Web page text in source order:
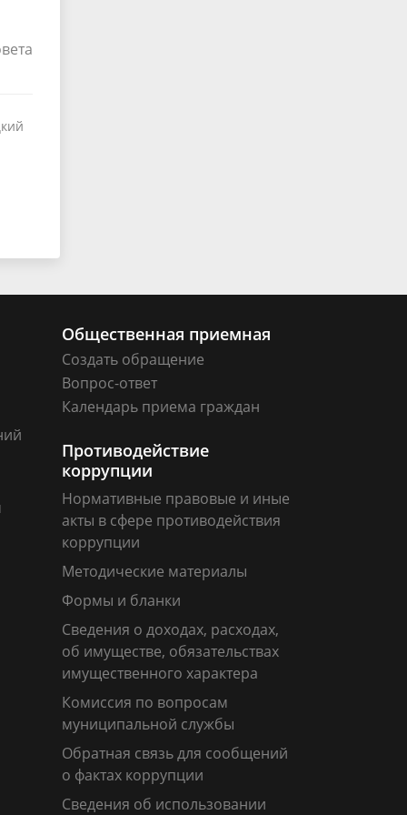
Общественная приемная
Создать обращение
Вопрос-ответ
Календарь приема граждан
Противодействие
коррупции
Нормативные правовые и иные
акты в сфере противодействия
коррупции
Методические материалы
Формы и бланки
Сведения о доходах, расходах,
об имуществе, обязательствах
имущественного характера
Комиссия по вопросам
муниципальной службы
Обратная связь для сообщений
о фактах коррупции
Сведения об использовании